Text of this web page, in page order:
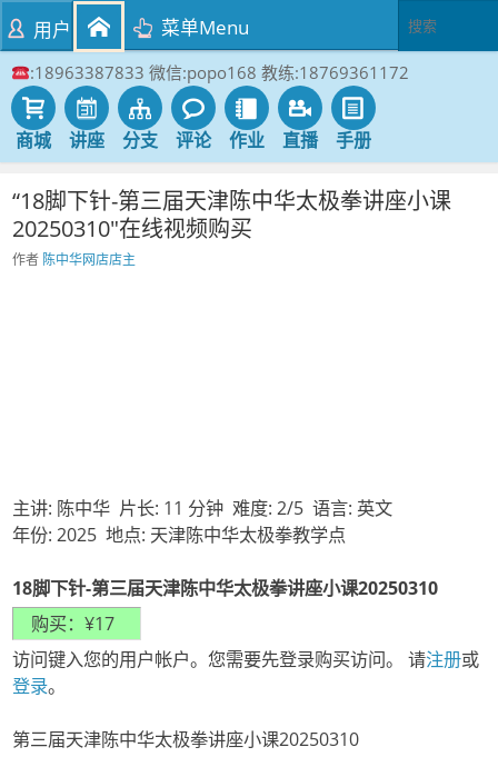
:18963387833 微信:popo168 教练:18769361172
商城 讲座 分支 评论 作业 直播 手册
用户 菜单Menu
“18脚下针-第三届天津陈中华太极拳讲座小课
20250310″在线视频购买
作者 陈中华网店店主
主讲: 陈中华 片长: 11 分钟 难度: 2/5 语言: 英文
年份: 2025 地点: 天津陈中华太极拳教学点
18脚下针-第三届天津陈中华太极拳讲座小课20250310
访问键入您的用户帐户。您需要先登录购买访问。 请注册或
登录。
第三届天津陈中华太极拳讲座小课20250310